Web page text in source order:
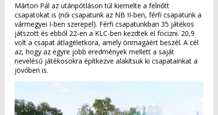
Márton Pál az utánpótláson túl kiemelte a felnőtt
csapatokat is (női csapatunk az NB II-ben, férfi csapatunk a
vármegyei I-ben szerepel). Férfi csapatunkban 35 játékos
játszott és ebből 22-en a KLC-ben kezdtek el focizni. 20,9
volt a csapat átlagéletkora, amely önmagáért beszél. A cél
az, hogy az egyre jobb eredmények mellett a saját
nevelésű játékosokra építkezve alakítsuk ki csapatainkat a
jövőben is.